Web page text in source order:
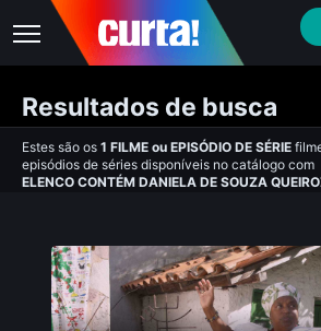
Resultados de busca
Estes são os 1 FILME ou EPISÓDIO DE SÉRIE
episódios de séries disponíveis no catálogo com
ELENCO CONTÉM DANIELA DE SOUZA